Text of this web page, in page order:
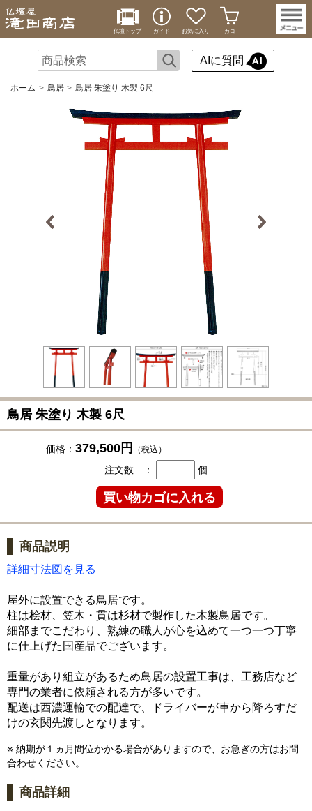
仏壇トップ ガイド お気に入り カゴ
AIに質問
ホーム 鳥居 鳥居 朱塗り 木製 6尺
鳥居 朱塗り 木製 6尺
価格： 379,500円 （税込）
注文数 ： 個
商品説明
詳細寸法図を見る
屋外に設置できる鳥居です。
柱は桧材、笠木・貫は杉材で製作した木製鳥居です。
細部までこだわり、熟練の職人が心を込めて一つ一つ丁寧
に仕上げた国産品でございます。
重量があり組立があるため鳥居の設置工事は、工務店など
専門の業者に依頼される方が多いです。
配送は西濃運輸での配達で、ドライバーが車から降ろすだ
けの玄関先渡しとなります。
※ 納期が１ヵ月間位かかる場合がありますので、お急ぎの方はお問
合わせください。
商品詳細